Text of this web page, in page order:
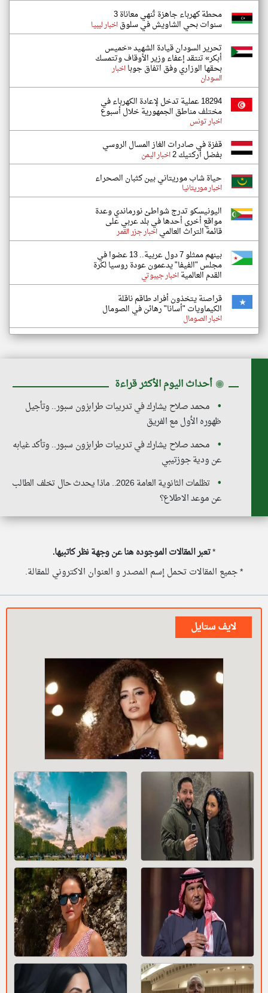
محطة كهرباء جاهزة تُنهي معاناة 3
سنوات بحي الشاويش في سلوقاخبار ليبيا
تحرير السودان قيادة الشهيد «خميس
أبكر» تنتقد إعفاء وزير الأوقاف وتتمسك
بحقها الوزاري وفق اتفاق جوبااخبار
السودان
18294 عملية تدخل لإعادة الكهرباء في
مختلف مناطق الجمهورية خلال أسبوع
اخبار تونس
قفزة في صادرات الغاز المسال الروسي
بفضل أركتيك 2 اخبار اليمن
حياة شاب موريتاني بين كثبان الصحراء
اخبار موريتانيا
اليونيسكو تدرج شواطئ نورماندي وعدة
مواقع أخرى أحدها في بلد عربي على
قائمة التراث العالمياخبار جزر القمر
بينهم ممثلو 7 دول عربية.. 13 عضوا في
مجلس "الفيفا" يدعمون عودة روسيا لكرة
القدم العالميةاخبار جيبوتي
قراصنة يتخذون أفراد طاقم ناقلة
الكيماويات "أسانا" رهائن في الصومال
اخبار الصومال
◉ أحداث اليوم الأكثر قراءة
محمد صلاح يشارك في تدريبات طرابزون سبور.. وتأجيل
ظهوره الأول مع الفريق
محمد صلاح يشارك في تدريبات طرابزون سبور.. وتأكد غيابه
عن ودية جوزتيبي
تظلمات الثانوية العامة 2026.. ماذا يحدث حال تخلف الطالب
عن موعد الاطلاع؟
*تعبر المقالات الموجوده هنا عن وجهة نظر كاتبيها.
* جميع المقالات تحمل إسم المصدر و العنوان الاكتروني للمقالة.
لايف ستايل